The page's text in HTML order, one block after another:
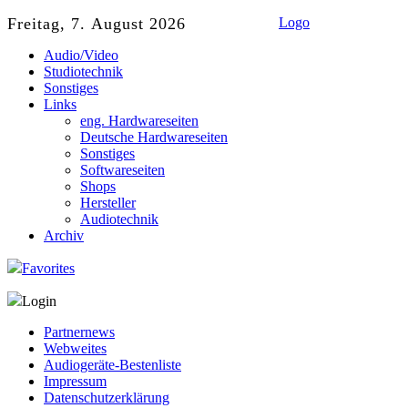
Freitag, 7. August 2026 Logo
Audio/Video
Studiotechnik
Sonstiges
Links
eng. Hardwareseiten
Deutsche Hardwareseiten
Sonstiges
Softwareseiten
Shops
Hersteller
Audiotechnik
Archiv
Favorites
Login
Partnernews
Webweites
Audiogeräte-Bestenliste
Impressum
Datenschutzerklärung